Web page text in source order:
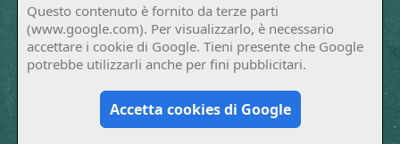
Questo contenuto è fornito da terze parti
(www.google.com). Per visualizzarlo, è necessario
accettare i cookie di Google. Tieni presente che Google
potrebbe utilizzarli anche per fini pubblicitari.
Accetta cookies di Google